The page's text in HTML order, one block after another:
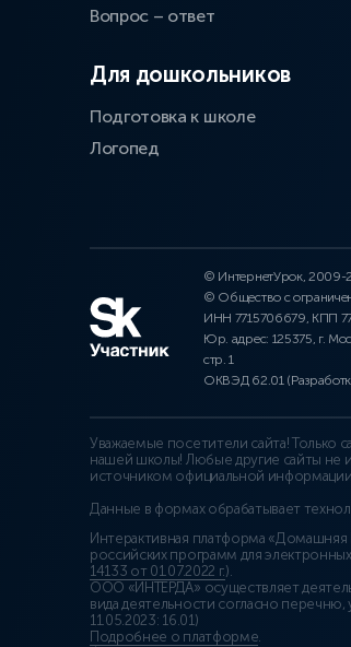
Вопрос – ответ
Для дошкольников
Подготовка к школе
Логопед
© ИнтернетУрок, 2009-
© Общество с
ИНН 7715706679, КПП
Юр. адрес: 125375, г.
стр. 1
ОКВЭД 62.01
Уважаемые посетители сайта! Только
нашей школы! Любые другие сайты
источником официальной
Данные в формах обрабатывает
Интерактивная платформа
российских программ для
14133 от 01.07.2022 г.).
ООО «ИНТЕРДА» осуществляет
вида деятельности согласно
11.05.2023: 16.01)
Подробнее о платформе.